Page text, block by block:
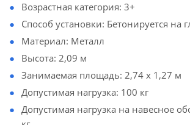
Возрастная категория: 3+
Способ установки: Бетонируется на
Материал: Металл
Высота: 2,09 м
Занимаемая площадь: 2,74 х 1,27 м
Допустимая нагрузка: 100 кг
Допустимая нагрузка на навесное